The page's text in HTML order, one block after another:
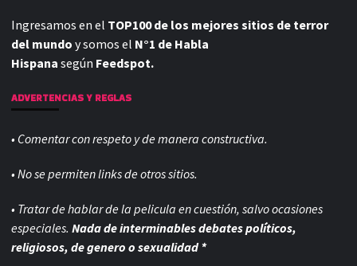
Ingresamos en el TOP100 de los mejores sitios de terror
del mundo y somos el N°1 de Habla
Hispana según Feedspot.
ADVERTENCIAS Y REGLAS
• Comentar con respeto y de manera constructiva.
• No se permiten links de otros sitios.
• Tratar de hablar de la pelicula en cuestión, salvo ocasiones
especiales. Nada de interminables debates políticos,
religiosos, de genero o sexualidad *